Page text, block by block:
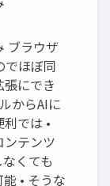
ブラウザ
でほぼ同
にでき
からAIに
では •
ンテンツ
くても
• そうな